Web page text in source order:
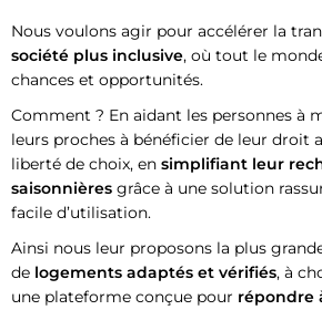
Nous voulons agir pour accélérer la
société plus inclusive, où tout le
chances et opportunités.
Comment ? En aidant les personnes à
leurs proches à bénéficier de leur droit
liberté de choix, ensimplifiant leur
saisonnières grâce à une solution
facile d’utilisation.
Ainsi nous leur proposons la plus
de logements adaptés et vérifiés, à
une plateforme conçue pour répondre